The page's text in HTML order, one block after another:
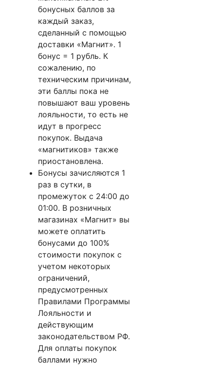
бонусных баллов за
каждый заказ,
сделанный с помощью
доставки «Магнит». 1
бонус = 1 рубль. К
сожалению, по
техническим причинам,
эти баллы пока не
повышают ваш уровень
лояльности, то есть не
идут в прогресс
покупок. Выдача
«магнитиков» также
приостановлена.
Бонусы зачисляются 1
раз в сутки, в
промежуток с 24:00 до
01:00. В розничных
магазинах «Магнит» вы
можете оплатить
бонусами до 100%
стоимости покупок с
учетом некоторых
ограничений,
предусмотренных
Правилами Программы
Лояльности и
действующим
законодательством РФ.
Для оплаты покупок
баллами нужно